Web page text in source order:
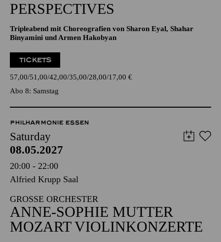
PERSPECTIVES
Tripleabend mit Choreografien von Sharon Eyal, Shahar
Binyamini und Armen Hakobyan
TICKETS
57,00 51,00 42,00 35,00 28,00 17,00 €
Abo 8: Samstag
PHILHARMONIE ESSEN
Saturday
08.05.2027
20:00 - 22:00
Alfried Krupp Saal
GROSSE ORCHESTER
ANNE-SOPHIE MUTTER
MOZART VIOLINKONZERTE